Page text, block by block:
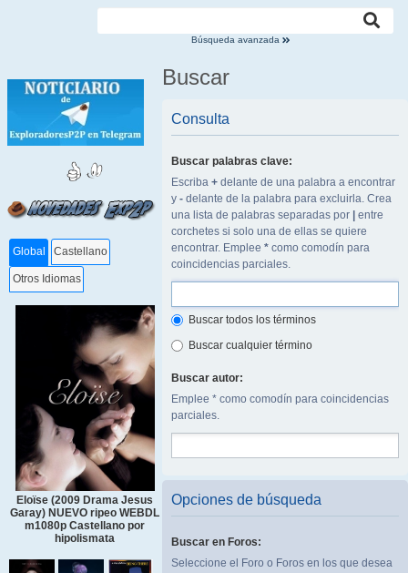
Búsqueda avanzada
Global Castellano
Otros Idiomas
Eloïse (2009 Drama Jesus
Garay) NUEVO ripeo WEBDL
m1080p Castellano por
hipolismata
Buscar
Consulta
Buscar palabras clave:
Escriba + delante de una palabra a encontrar
y - delante de la palabra para excluirla. Crea
una lista de palabras separadas por
entre
corchetes si solo una de ellas se quiere
encontrar. Emplee * como comodín para
coincidencias parciales.
Buscar todos los términos
Buscar cualquier término
Buscar autor:
Emplee * como comodín para coincidencias
parciales.
Opciones de búsqueda
Buscar en Foros:
Seleccione el Foro o Foros en los que desea